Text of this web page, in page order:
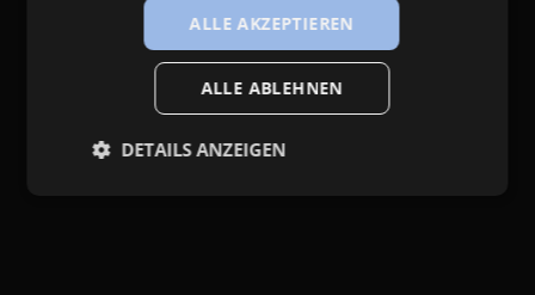
ALLE AKZEPTIEREN
ALLE ABLEHNEN
DETAILS ANZEIGEN